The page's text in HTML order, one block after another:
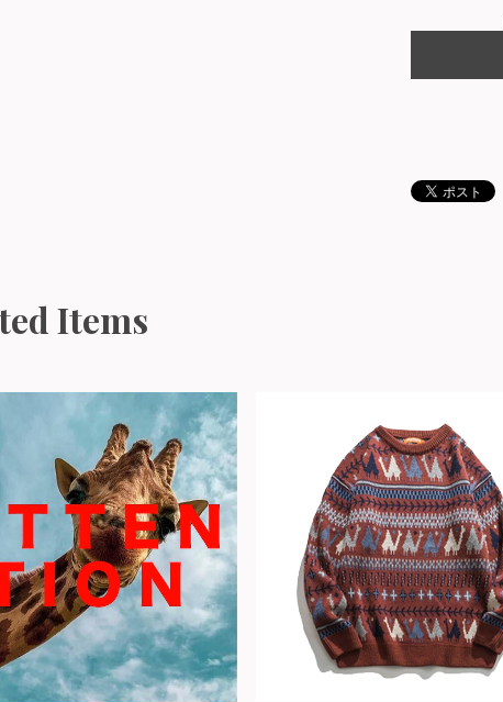
Items